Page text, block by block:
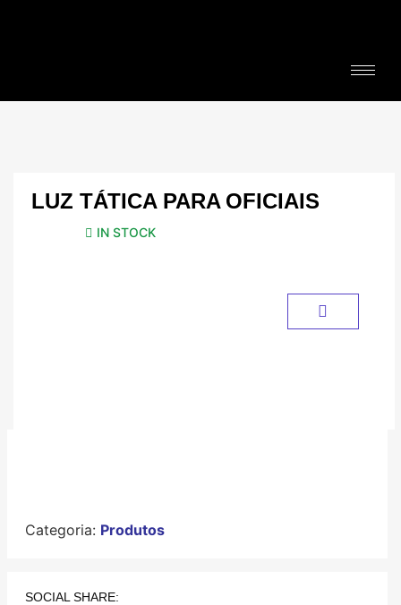
LUZ TÁTICA PARA OFICIAIS
IN STOCK
Categoria: Produtos
SOCIAL SHARE: